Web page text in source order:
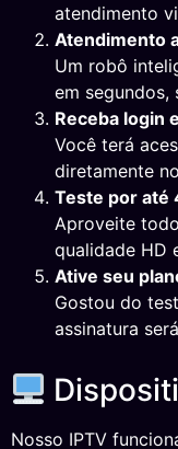
atendimento
Atendimento
Um robô
em segundos,
Receba login
Você terá
diretamente
Teste por até
Aproveite
qualidade HD
Ative seu
Gostou do
assinatura
Nosso IPTV